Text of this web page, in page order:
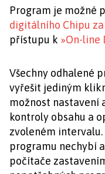
Program je možné
digitálního Chipu
přístupu k »On-line
Všechny odhalené
vyřešit jediným
možnost nastavení
kontroly obsahu a
zvoleném
programu nechybí
počítače